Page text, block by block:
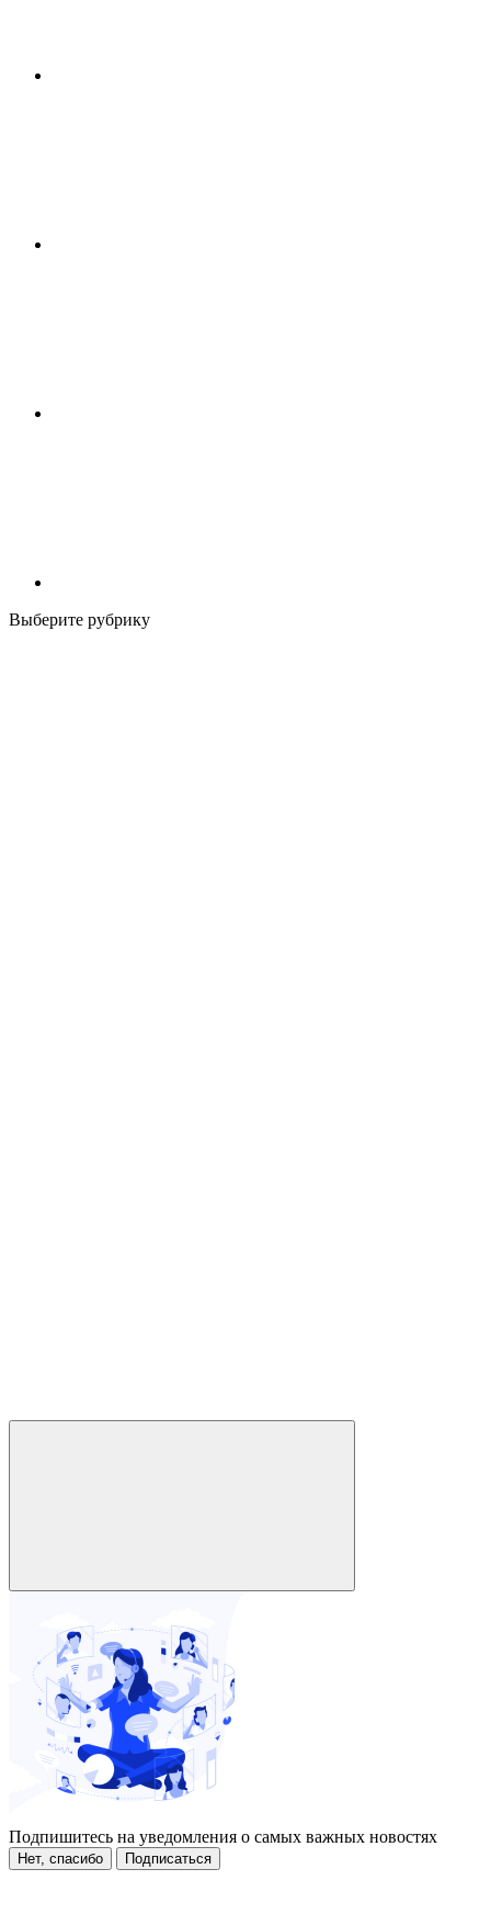
Выберите рубрику
Подпишитесь на уведомления о самых важных новостях
Нет, спасибо Подписаться